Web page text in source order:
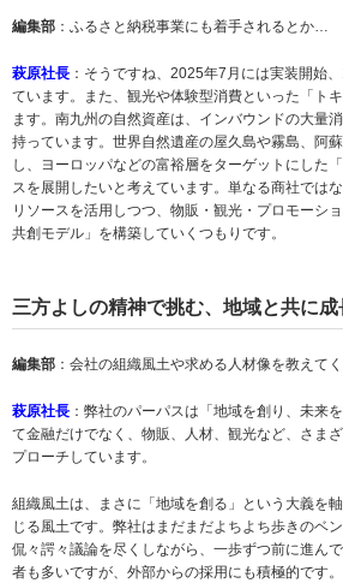
編集部 ：ふるさと納税事業にも着手されるとか…
萩原社長 ：そうですね、2025年7月には実装開始
ています。また、観光や体験型消費といった「ト
ます。南九州の自然資産は、インバウンドの大量
持っています。世界自然遺産の屋久島や霧島、阿
し、ヨーロッパなどの富裕層をターゲットにした
スを展開したいと考えています。単なる商社では
リソースを活用しつつ、物販・観光・プロモーシ
共創モデル」を構築していくつもりです。
三方よしの精神で挑む、地域と共に成
編集部 ：会社の組織風土や求める人材像を教えてく
萩原社長 ：弊社のパーパスは「地域を創り、未来
て金融だけでなく、物販、人材、観光など、さま
プローチしています。
組織風土は、まさに「地域を創る」という大義を
じる風土です。弊社はまだまだよちよち歩きのベ
侃々諤々議論を尽くしながら、一歩ずつ前に進ん
者も多いですが、外部からの採用にも積極的です